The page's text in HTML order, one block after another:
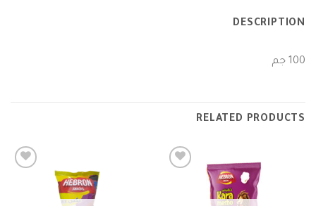
DESCRIPTION
100 جم
RELATED PRODUCTS